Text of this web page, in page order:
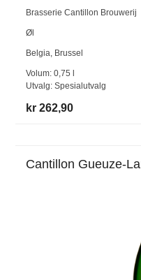
Brasserie Cantillon Brouwerij
Øl
Belgia, Brussel
Volum:0,75
Utvalg:Spesialutvalg
kr 262,90
Cantillon Gueuze-